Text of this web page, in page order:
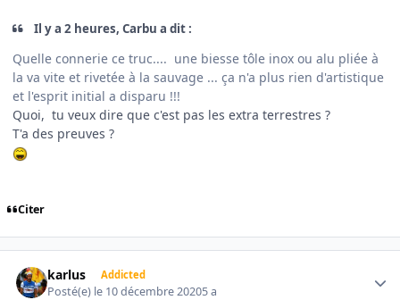
Il y a 2 heures, Carbu a dit :
Quelle connerie ce truc.... une biesse tôle inox ou alu pliée à
la va vite et rivetée à la sauvage ... ça n'a plus rien d'artistique
et l'esprit initial a disparu !!!
Quoi, tu veux dire que c'est pas les extra terrestres ?
T'a des preuves ?
Citer
karlus Addicted
Posté(e) le 10 décembre 20205 a